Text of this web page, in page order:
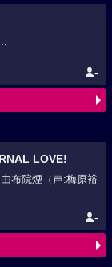
-
LOVE!
布院煙（声:梅原裕
-